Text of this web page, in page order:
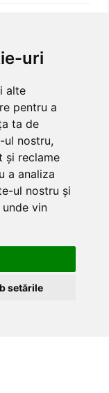
uri
alte
pentru a
ta de
ul nostru,
și reclame
a analiza
ul nostru și
vin
setările
nu poți da
își găsesc
poate greși,
sunt perfect
relaxat.
86-88